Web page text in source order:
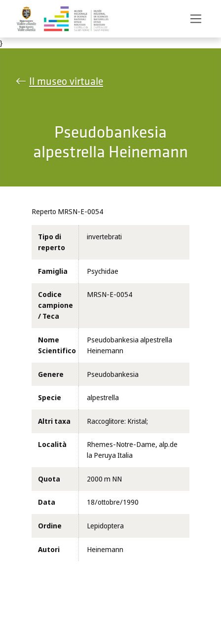
Salta al contenuto principale
}
Il museo virtuale
Pseudobankesia
alpestrella Heinemann
Reperto MRSN-E-0054
Tipo di
reperto
invertebrati
Famiglia Psychidae
Codice
campione
/ Teca
MRSN-E-0054
Nome
Scientifico
Pseudobankesia alpestrella
Heinemann
Genere Pseudobankesia
Specie alpestrella
Altri taxa Raccoglitore: Kristal;
Località
Rhemes-Notre-Dame, alp.de
la Peruya Italia
Quota 2000 m NN
Data 18/ottobre/1990
Ordine Lepidoptera
Autori Heinemann